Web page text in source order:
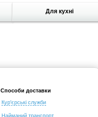
Для кухні
Способи доставки
Кур'єрські служби
Найманий транспорт